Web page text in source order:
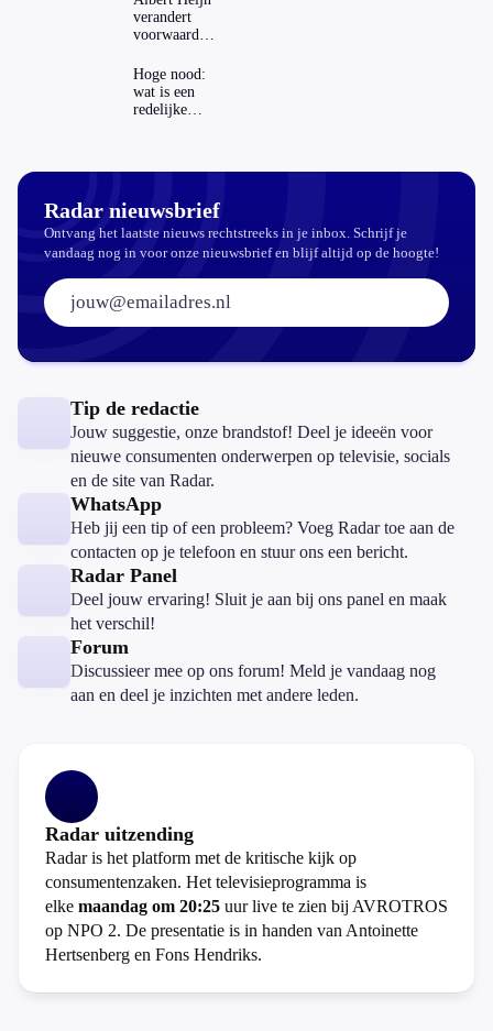
op je
hypotheek?
verandert
voorwaarden
mag dat
zomaar?
Hoge nood:
wat is een
redelijke
Radar nieuwsbrief
Ontvang het laatste nieuws rechtstreeks in je inbox. Schrijf je
vandaag nog in voor onze nieuwsbrief en blijf altijd op de hoogte!
E-mailadres:
Tip de redactie
Jouw suggestie, onze brandstof! Deel je ideeën voor
nieuwe consumenten onderwerpen op televisie, socials
en de site van Radar.
WhatsApp
Heb jij een tip of een probleem? Voeg Radar toe aan de
contacten op je telefoon en stuur ons een bericht.
Radar Panel
Deel jouw ervaring! Sluit je aan bij ons panel en maak
het verschil!
Forum
Discussieer mee op ons forum! Meld je vandaag nog
aan en deel je inzichten met andere leden.
Radar uitzending
Radar is het platform met de kritische kijk op
consumentenzaken. Het televisieprogramma is
elke maandag om 20:25 uur live te zien bij AVROTROS
op NPO 2. De presentatie is in handen van Antoinette
Hertsenberg en Fons Hendriks.